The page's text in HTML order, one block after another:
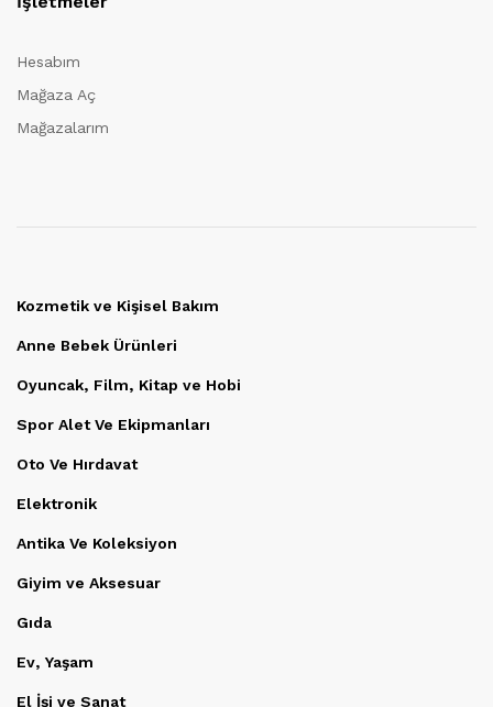
Hesabım
Mağaza Aç
Mağazalarım
Kozmetik ve Kişisel Bakım
Anne Bebek Ürünleri
Oyuncak, Film, Kitap ve Hobi
Spor Alet Ve Ekipmanları
Oto Ve Hırdavat
Elektronik
Antika Ve Koleksiyon
Giyim ve Aksesuar
Gıda
Ev, Yaşam
El İşi ve Sanat